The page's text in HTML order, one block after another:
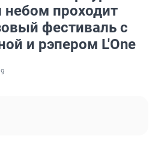
проходит
фестиваль с
и рэпером L'One